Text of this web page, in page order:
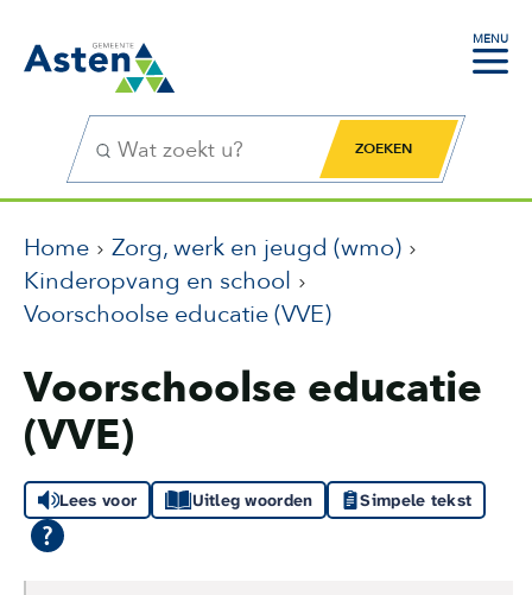
MENU
Zoekfunctie Zoekknop
Home
Zorg, werk en jeugd (wmo)
Kinderopvang en school
Voorschoolse educatie (VVE)
Voorschoolse educatie
(VVE)
Lees voor Uitleg woorden Simpele tekst